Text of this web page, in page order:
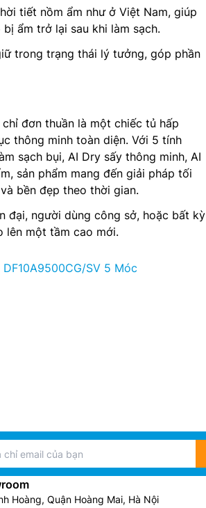
tiết nồm ẩm như ở Việt Nam, giúp
ẩm trở lại sau khi làm sạch.
trong trạng thái lý tưởng, góp phần
đơn thuần là một chiếc tủ hấp
thông minh toàn diện. Với 5 tính
sạch bụi, AI Dry sấy thông minh, AI
sản phẩm mang đến giải pháp tối
bền đẹp theo thời gian.
đại, người dùng công sở, hoặc bất kỳ
lên một tầm cao mới.
SV 5 Móc
Hoàng, Quận Hoàng Mai, Hà Nội